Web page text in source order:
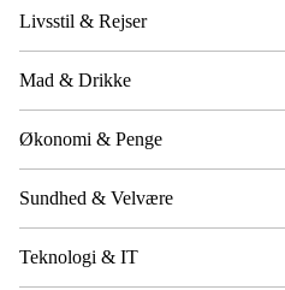
Livsstil & Rejser
Mad & Drikke
Økonomi & Penge
Sundhed & Velvære
Teknologi & IT